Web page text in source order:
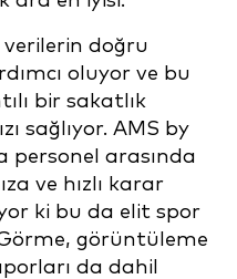
verilerin doğru
oluyor ve bu
bir sakatlık
sağlıyor. AMS by
personel arasında
ve hızlı karar
ki bu da elit spor
görüntüleme
da dahil